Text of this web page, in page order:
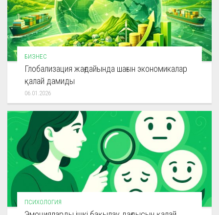
БИЗНЕС
Глобализация жағдайында шағын экономикалар
қалай дамиды
06.01.2026
ПСИХОЛОГИЯ